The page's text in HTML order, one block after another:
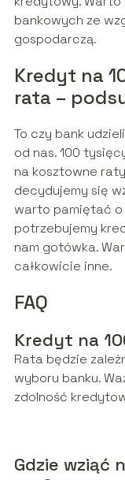
bankowych ze
gospodarczą.
Kredyt na
rata –
To czy bank
od nas. 100
na kosztowne
decydujemy się
warto pamiętać
potrzebujemy
nam gotówka.
całkowicie inne.
FAQ
Kredyt na
Rata będzie
wyboru banku.
zdolność
Gdzie wziąć